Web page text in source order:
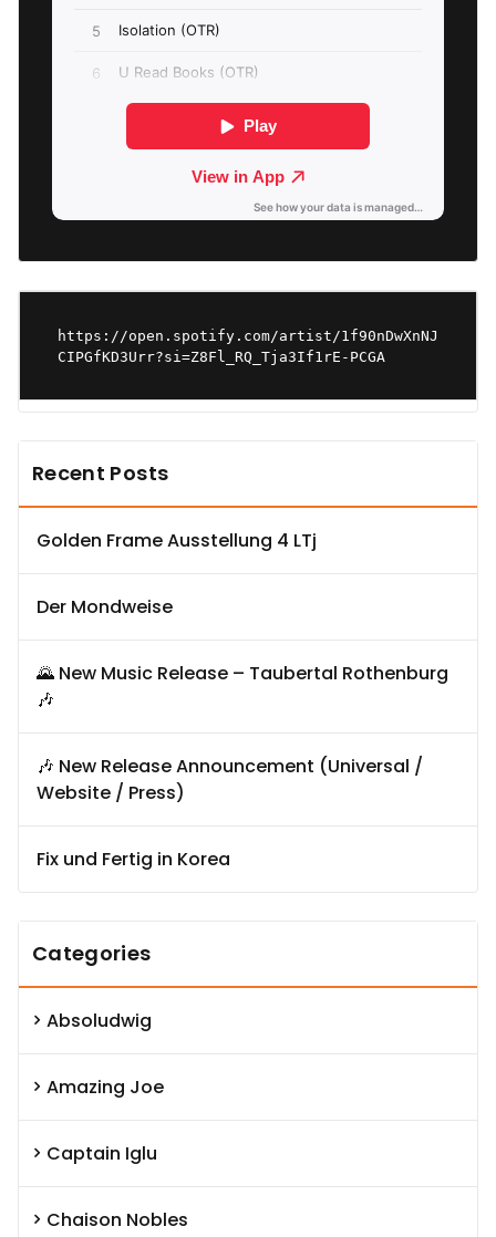
https://open.spotify.com/artist/1f90nDwXnNJ
CIPGfKD3Urr?si=Z8Fl_RQ_Tja3If1rE-PCGA
Recent Posts
Golden Frame Ausstellung 4 LTj
Der Mondweise
🌄 New Music Release – Taubertal Rothenburg
🎶
🎶 New Release Announcement (Universal /
Website / Press)
Fix und Fertig in Korea
Categories
Absoludwig
Amazing Joe
Captain Iglu
Chaison Nobles